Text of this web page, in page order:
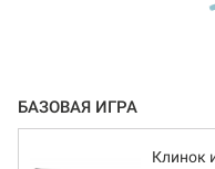
БАЗОВАЯ ИГРА
Клинок